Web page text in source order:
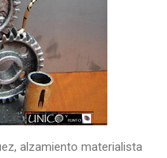
alzamiento materialista